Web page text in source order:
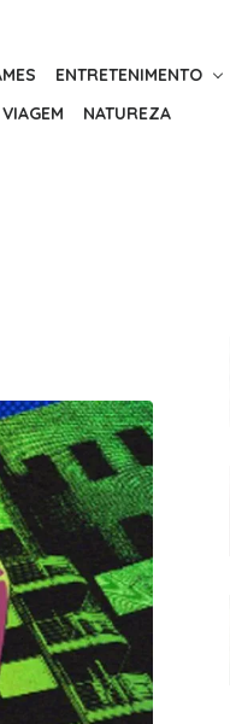
ENTRETENIMENTO
VIAGEM NATUREZA